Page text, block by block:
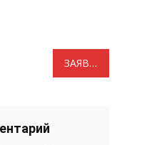
ЗАЯВЛЕНИЕ СЕКРЕТАРИАТА КОМИТЕТА МОРДОВСКОГО РЕСПУБЛИКАНСКОГО ОТДЕЛЕНИЯ КПРФ